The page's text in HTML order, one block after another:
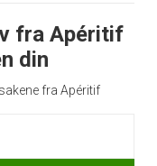
fra Apéritif
din
fra Apéritif